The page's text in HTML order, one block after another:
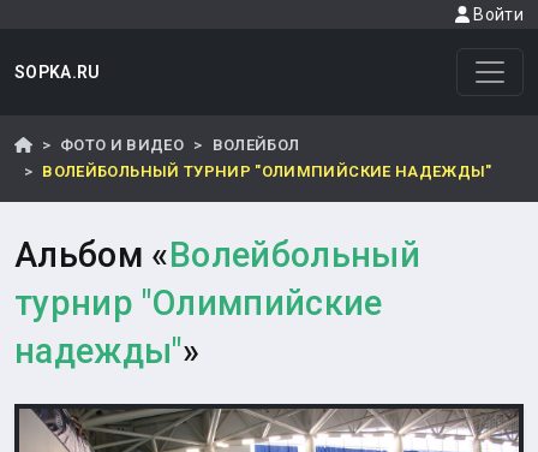
Войти
SOPKA.RU
ФОТО И ВИДЕО
ВОЛЕЙБОЛ
ВОЛЕЙБОЛЬНЫЙ ТУРНИР "ОЛИМПИЙСКИЕ НАДЕЖДЫ"
Альбом «Волейбольный
турнир "Олимпийские
надежды"»